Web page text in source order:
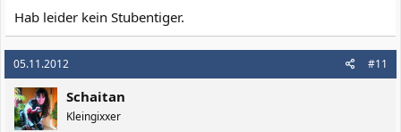
Hab leider kein Stubentiger.
05.11.2012 #11
Schaitan
Kleingixxer